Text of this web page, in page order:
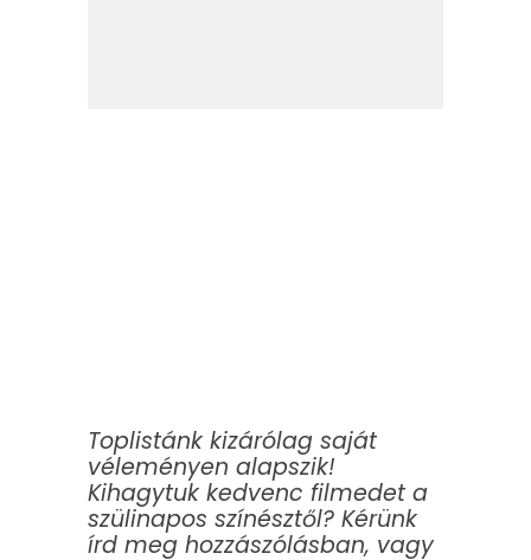
Toplistánk kizárólag saját
véleményen alapszik!
Kihagytuk kedvenc filmedet a
szülinapos színésztől? Kérünk
írd meg hozzászólásban, vagy